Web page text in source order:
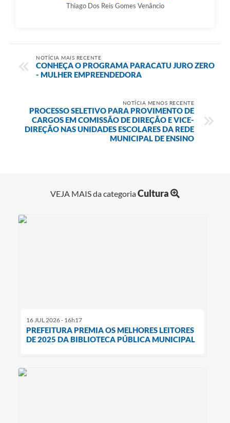
Thiago Dos Reis Gomes Venâncio
NOTÍCIA MAIS RECENTE
CONHEÇA O PROGRAMA PARACATU JURO ZERO
- MULHER EMPREENDEDORA
NOTÍCIA MENOS RECENTE
PROCESSO SELETIVO PARA PROVIMENTO DE
CARGOS EM COMISSÃO DE DIREÇÃO E VICE-
DIREÇÃO NAS UNIDADES ESCOLARES DA REDE
MUNICIPAL DE ENSINO
VEJA MAIS da categoriaCultura
16 JUL 2026 - 16h17
PREFEITURA PREMIA OS MELHORES LEITORES
DE 2025 DA BIBLIOTECA PÚBLICA MUNICIPAL